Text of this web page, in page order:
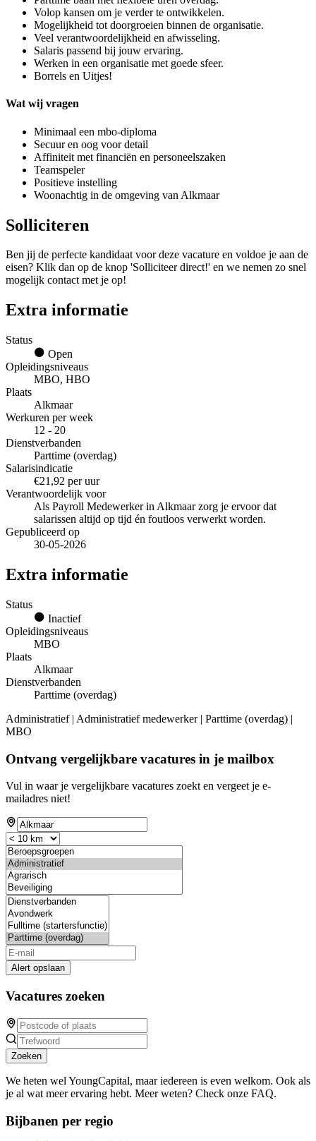
Volop kansen om je verder te ontwikkelen.
Mogelijkheid tot doorgroeien binnen de organisatie.
Veel verantwoordelijkheid en afwisseling.
Salaris passend bij jouw ervaring.
Werken in een organisatie met goede sfeer.
Borrels en Uitjes!
Wat wij vragen
Minimaal een mbo-diploma
Secuur en oog voor detail
Affiniteit met financiën en personeelszaken
Teamspeler
Positieve instelling
Woonachtig in de omgeving van Alkmaar
Solliciteren
Ben jij de perfecte kandidaat voor deze vacature en voldoe je aan de
eisen? Klik dan op de knop 'Solliciteer direct!' en we nemen zo snel
mogelijk contact met je op!
Extra informatie
Status
Open
Opleidingsniveaus
MBO, HBO
Plaats
Alkmaar
Werkuren per week
12 - 20
Dienstverbanden
Parttime (overdag)
Salarisindicatie
€21,92 per uur
Verantwoordelijk voor
Als Payroll Medewerker in Alkmaar zorg je ervoor dat
salarissen altijd op tijd én foutloos verwerkt worden.
Gepubliceerd op
30-05-2026
Extra informatie
Status
Inactief
Opleidingsniveaus
MBO
Plaats
Alkmaar
Dienstverbanden
Parttime (overdag)
Administratief | Administratief medewerker | Parttime (overdag) |
MBO
Ontvang vergelijkbare vacatures in je mailbox
Vul in waar je vergelijkbare vacatures zoekt en vergeet je e-
mailadres niet!
Alert opslaan
Vacatures zoeken
Zoeken
We heten wel YoungCapital, maar iedereen is even welkom. Ook als
je al wat meer ervaring hebt. Meer weten? Check onze FAQ.
Bijbanen per regio